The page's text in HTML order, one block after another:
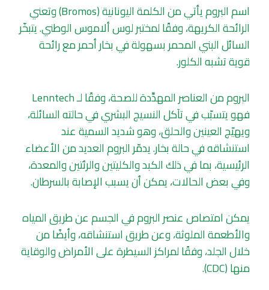
اسم البروم يأتي من الكلمة اليونانية (Bromos) وتعني
الرائحة الكريهة، وفقًا لمختبر لوس ألاموس الوطني. يتبخّر
السائل البني المحمر بسهولة في بخار أحمر مع رائحة
قوية تشبه الكلور.
البروم من العناصر المهدِّدة للصحة، وفقًا لـ Lenntech
فهو يتسبّب في تآكل النسيج البشري في حالته السائلة،
ويهيّج العينين والحلق، وهو شديد السمية عند
استنشاقه في حالة بخار. يدمّر البروم العديد من الأعضاء
الرئيسية، بما في ذلك الكبد والكليتين والرئتين والمعدة،
وفي بعض الحالات، يمكن أن يسبب الإصابة بالسرطان.
يمكن امتصاص عنصر البروم في الجسم عن طريق المياه
والأطعمة الملوثة، وعن طريق استنشاقه، وأيضًا من
خلال الجلد، وفقًا لمراكز السيطرة على الأمراض والوقاية
منها (CDC).